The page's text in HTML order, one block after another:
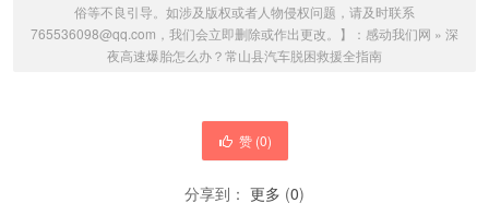
俗等不良引导。如涉及版权或者人物侵权问题，请及时联系
765536098@qq.com，我们会立即删除或作出更改。】： 感动我们网 » 深
夜高速爆胎怎么办？常山县汽车脱困救援全指南
赞 (0)
分享到： 更多 (0)